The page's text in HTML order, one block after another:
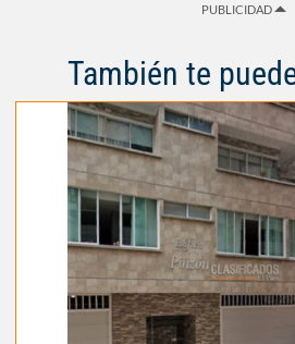
PUBLICIDAD
También te